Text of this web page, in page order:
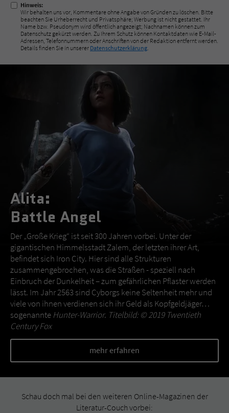
Hinweis:
Wir behalten uns vor, Kommentare ohne Angabe von Gründen zu löschen. Bitte
beachten Sie Urheberrecht und Privatsphäre; Werbung ist nicht gestattet. Ihr
Name bzw. Pseudonym wird öffentlich angezeigt; Nachnamen können zum
Datenschutz gekürzt werden. Zu Ihrem Schutz können Kontaktdaten wie E-Mail-
Adressen, Telefonnummern oder Anschriften von der Redaktion entfernt werden.
Details finden Sie in unserer Datenschutzerklärung
Alita:
Battle Angel
Der „Große Krieg“ ist seit 300 Jahren vorbei. Unter der
gigantischen Himmelsstadt Zalem, der letzten ihrer Art,
befindet sich Iron City. Hier sind alle Strukturen
zusammengebrochen, was die Straßen - speziell nach
Einbruch der Dunkelheit – zum gefährlichen Pflaster werden
lässt. Im Jahr 2563 sind Cyborgs keine Seltenheit mehr und
viele von ihnen verdienen sich ihr Geld als Kopfgeldjäger…
sogenannte Hunter-Warrior. Titelbild: © 2019 Twentieth
Century Fox
mehr erfahren
Schau doch mal bei den weiteren Online-Magazinen der
Literatur-Couch vorbei: